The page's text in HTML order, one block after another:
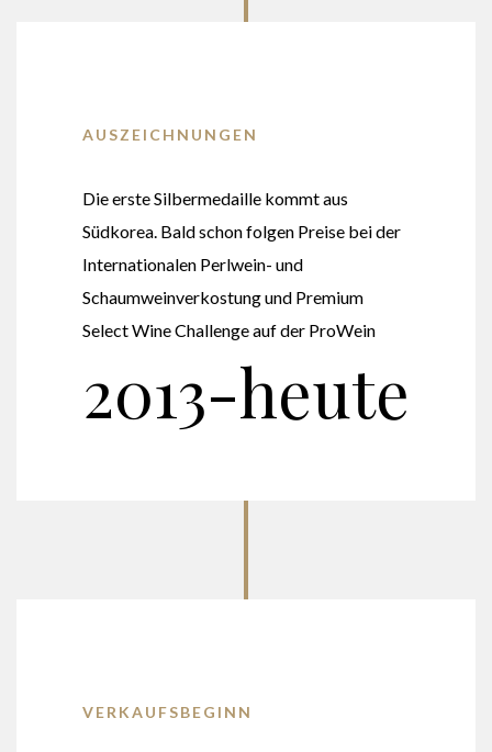
AUSZEICHNUNGEN
Die erste Silbermedaille kommt aus
Südkorea. Bald schon folgen Preise bei der
Internationalen Perlwein- und
Schaumweinverkostung und Premium
Select Wine Challenge auf der ProWein
2013-heute
VERKAUFSBEGINN